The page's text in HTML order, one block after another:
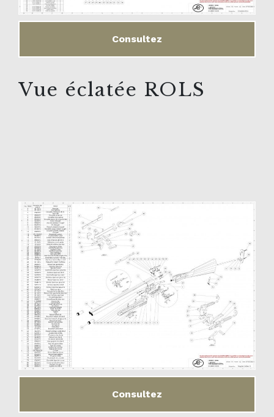
Consultez
Vue éclatée ROLS
Consultez